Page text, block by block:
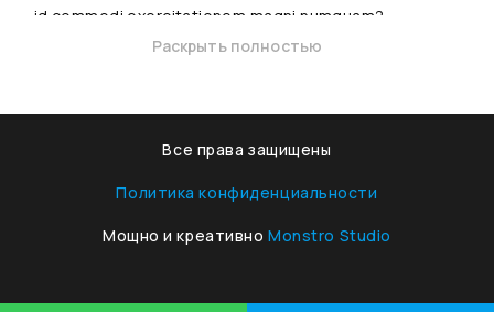
id commodi exercitationem magni numquam?
Mollitia asperiores illum ratione vero quo possimus illo
obcaecati, quidem cum? Voluptatem voluptate
saepe nesciunt autem, laudantium quos. Ab facere sit
beatae aperiam molestias animi corrupti similique
Раскрыть полностью
Все права защищены
Политика конфиденциальности
Мощно и креативноMonstro Studio